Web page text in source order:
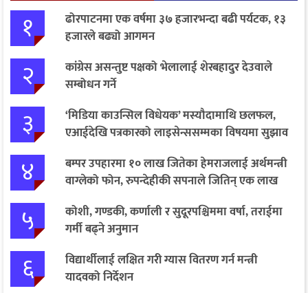
१
ढोरपाटनमा एक वर्षमा ३७ हजारभन्दा बढी पर्यटक, १३
हजारले बढ्यो आगमन
२
कांग्रेस असन्तुष्ट पक्षको भेलालाई शेरबहादुर देउवाले
सम्बोधन गर्ने
३
‘मिडिया काउन्सिल विधेयक’ मस्यौदामाथि छलफल,
एआईदेखि पत्रकारको लाइसेन्ससम्मका विषयमा सुझाव
४
बम्पर उपहारमा १० लाख जितेका हेमराजलाई अर्थमन्त्री
वाग्लेको फोन, रुपन्देहीकी सपनाले जितिन् एक लाख
५
कोशी, गण्डकी, कर्णाली र सुदूरपश्चिममा वर्षा, तराईमा
गर्मी बढ्ने अनुमान
६
विद्यार्थीलाई लक्षित गरी ग्यास वितरण गर्न मन्त्री
यादवको निर्देशन